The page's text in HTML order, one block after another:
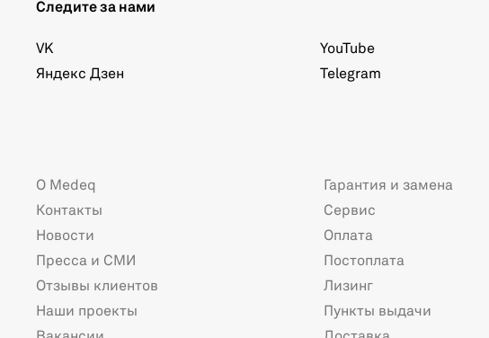
Следите за нами
VK
Яндекс Дзен
YouTube
Telegram
О Medeq
Контакты
Новости
Пресса и СМИ
Отзывы клиентов
Наши проекты
Гарантия и замена
Сервис
Оплата
Постоплата
Лизинг
Пункты выдачи